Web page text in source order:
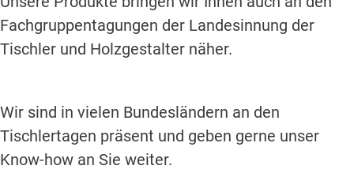
Fachgruppentagungen der Landesinnung der
Tischler und Holzgestalter näher.
Wir sind in vielen Bundesländern an den
Tischlertagen präsent und geben gerne unser
Know-how an Sie weiter.